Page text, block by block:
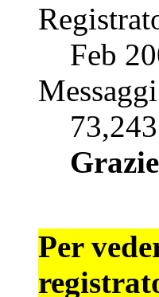
Feb
Messaggi
73,243
Per